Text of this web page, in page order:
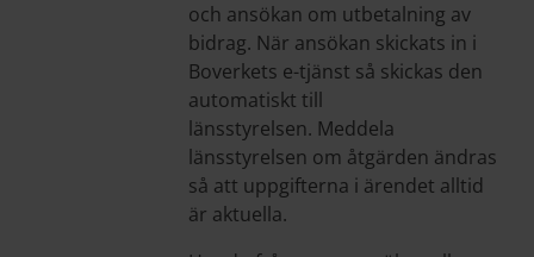
och ansökan om utbetalning av
bidrag. När ansökan skickats in i
Boverkets e-tjänst så skickas den
automatiskt till
länsstyrelsen. Meddela
länsstyrelsen om åtgärden ändras
så att uppgifterna i ärendet alltid
är aktuella.